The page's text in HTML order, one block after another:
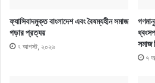
ফ্যাসিবাদমুক্ত বাংলাদেশ এবং বৈষম্যহীন সমাজ
গড়ার প্রত্যয়
৭ আগস্ট, ২০২৬
সমাজ
৭